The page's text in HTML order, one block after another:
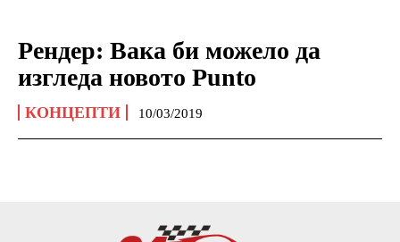
Рендер: Вака би можело да
изгледа новото Punto
КОНЦЕПТИ 10/03/2019